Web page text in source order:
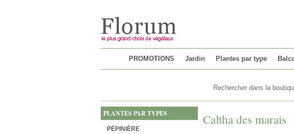
PROMOTIONS Jardin Plantes par type
PLANTES PAR TYPES
PÉPINIÈRE
Caltha des marais